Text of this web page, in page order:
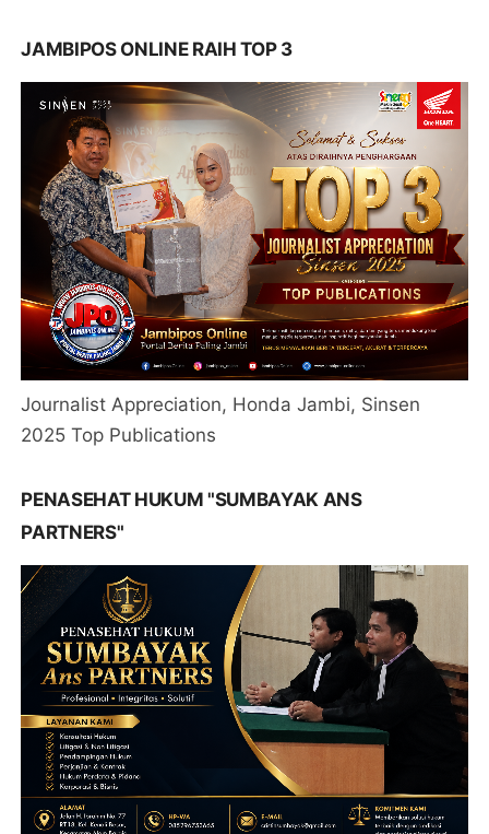
JAMBIPOS ONLINE RAIH TOP 3
Journalist Appreciation, Honda Jambi, Sinsen
2025 Top Publications
PENASEHAT HUKUM "SUMBAYAK ANS
PARTNERS"